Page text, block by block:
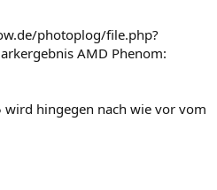
photoplog/file.php?
AMD Phenom:
wird hingegen nach wie vor vom